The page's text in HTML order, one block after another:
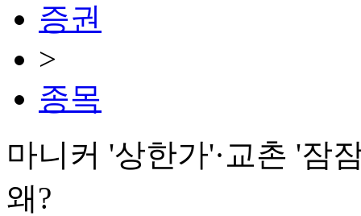
증권
>
종목
마니커 '상한가'·교촌 '잠
왜?